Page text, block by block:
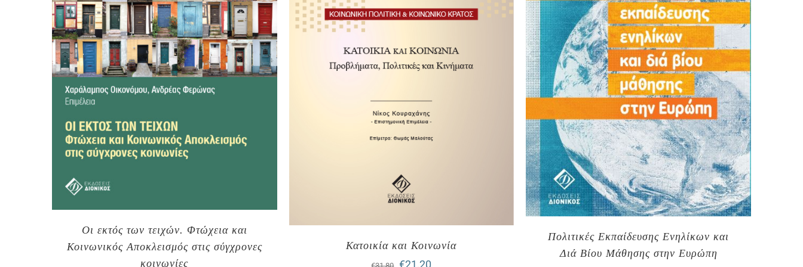
Οι εκτός των τειχών. Φτώχεια και
Κοινωνικός Αποκλεισμός στις σύγχρονες
κοινωνίες
Κατοικία και Κοινωνία
Original
€21,20
Πολιτικές Εκπαίδευσης Ενηλίκων και
Διά Βίου Μάθησης στην Ευρώπη